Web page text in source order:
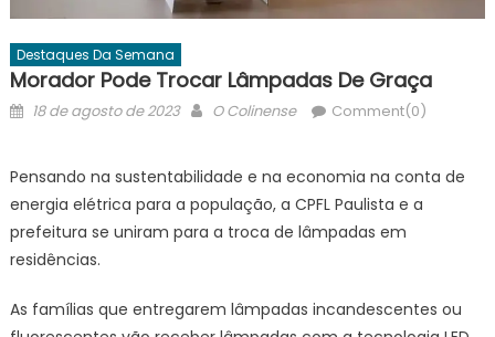
Destaques Da Semana
Morador Pode Trocar Lâmpadas De Graça
Posted
18 de agosto de 2023 Author
O Colinense Comment(0)
Pensando na sustentabilidade e na economia na conta de
energia elétrica para a população, a CPFL Paulista e a
prefeitura se uniram para a troca de lâmpadas em
residências.
As famílias que entregarem lâmpadas incandescentes ou